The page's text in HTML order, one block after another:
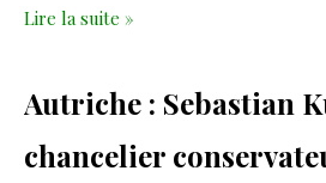
Lire la suite »
Autriche : Sebastian
chancelier